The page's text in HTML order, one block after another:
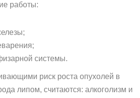
работы:
системы.
риск роста опухолей в
липом, считаются: алкоголизм и